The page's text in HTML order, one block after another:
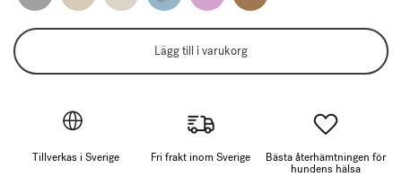
Lägg till i varukorg
Tillverkas i Sverige Fri frakt inom Sverige
Bästa återhämtningen för
hundens hälsa